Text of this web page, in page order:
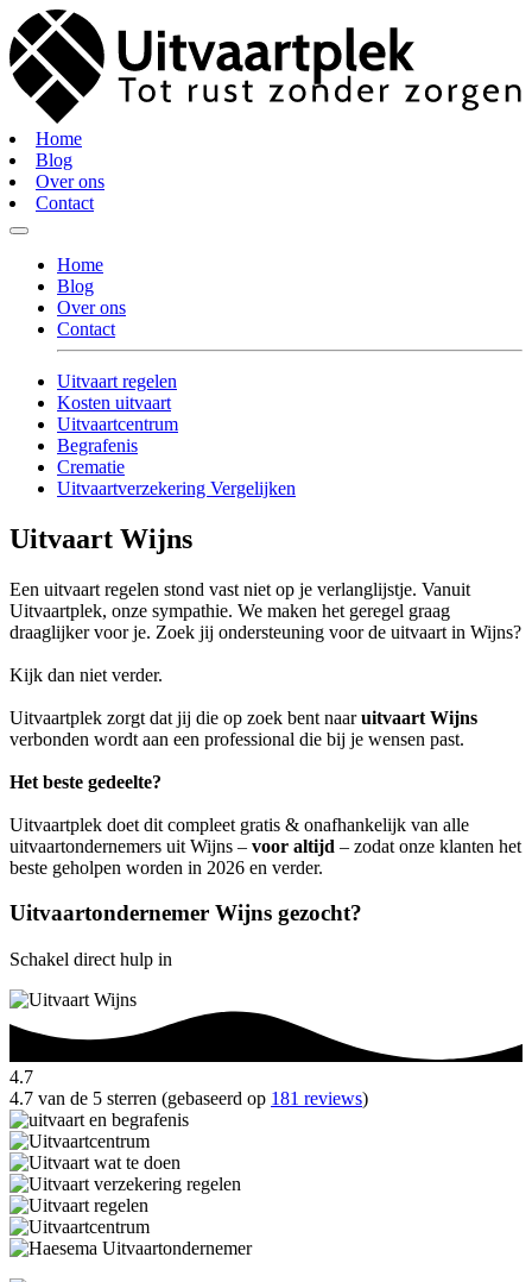
Home
Blog
Over ons
Contact
Home
Blog
Over ons
Contact
Uitvaart regelen
Kosten uitvaart
Uitvaartcentrum
Begrafenis
Crematie
Uitvaartverzekering Vergelijken
Uitvaart Wijns
Een uitvaart regelen stond vast niet op je verlanglijstje. Vanuit
Uitvaartplek, onze sympathie. We maken het geregel graag
draaglijker voor je. Zoek jij ondersteuning voor de uitvaart in Wijns?
Kijk dan niet verder.
Uitvaartplek zorgt dat jij die op zoek bent naaruitvaart Wijns
verbonden wordt aan een professional die bij je wensen past.
Het beste gedeelte?
Uitvaartplek doet dit compleet gratis & onafhankelijk van alle
uitvaartondernemers uit Wijns – voor altijd – zodat onze klanten het
beste geholpen worden in 2026 en verder.
Uitvaartondernemer Wijns gezocht?
Schakel direct hulp in
4.7
4.7 van de 5 sterren (gebaseerd op 181 reviews)